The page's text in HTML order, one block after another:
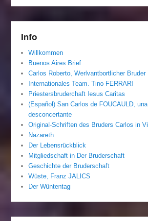
Info
Willkommen
Buenos Aires Brief
Carlos Roberto, Werlvantbortlicher Bruder
Internationales Team. Tino FERRARI
Priestersbruderchaft Iesus Caritas
(Español) San Carlos de FOUCAULD,
desconcertante
Original-Schriften des Bruders Carlos in
Nazareth
Der Lebensrückblick
Mitgliedschaft in Der Bruderschaft
Geschichte der Bruderschaft
Wüste, Franz JALICS
Der Wüntentag